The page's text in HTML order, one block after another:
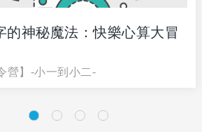
的神秘魔法：快樂心算大冒
營】-小一到小二-